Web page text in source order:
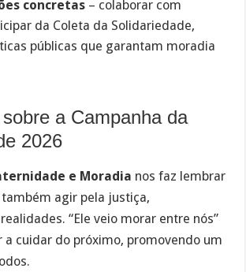
concretas – colaborar com
da Coleta da Solidariedade,
públicas que garantam moradia
a Campanha da
2026
e Moradia nos faz lembrar
agir pela justiça,
“Ele veio morar entre nós”
a cuidar do próximo, promovendo um